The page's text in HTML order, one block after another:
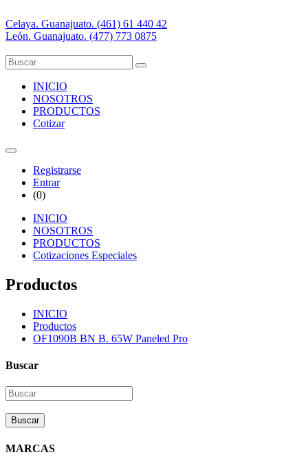
Celaya. Guanajuato. (461) 61 440 42
León. Guanajuato. (477) 773 0875
INICIO
NOSOTROS
PRODUCTOS
Cotizar
Registrarse
Entrar
(0)
INICIO
NOSOTROS
PRODUCTOS
Cotizaciones Especiales
Productos
INICIO
Productos
OF1090B BN B. 65W Paneled Pro
Buscar
Buscar
MARCAS